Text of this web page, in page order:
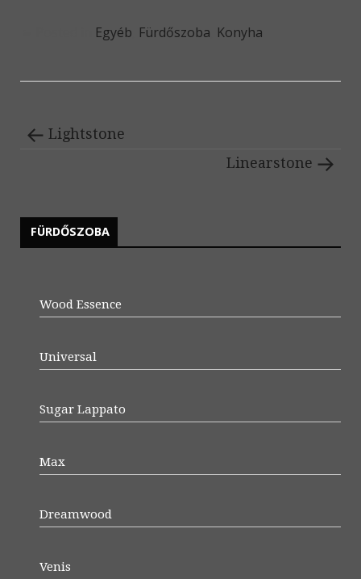
Egyéb Fürdőszoba Konyha
Lightstone
Linearstone
FÜRDŐSZOBA
Wood Essence
Universal
Sugar Lappato
Max
Dreamwood
Venis